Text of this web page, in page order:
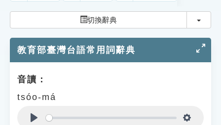
知識索引
遊戲專區
切換辭典 切換
教育部臺灣台語常用詞辭典
音讀：
tsóo-má